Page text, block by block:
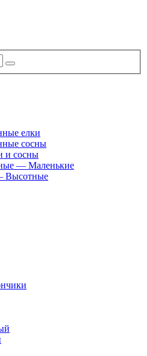
елки
сосны
и сосны
— Маленькие
Высотные